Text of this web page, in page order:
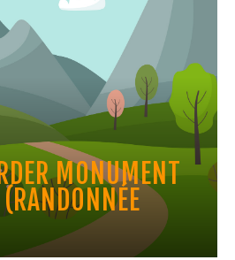
MONUMENT